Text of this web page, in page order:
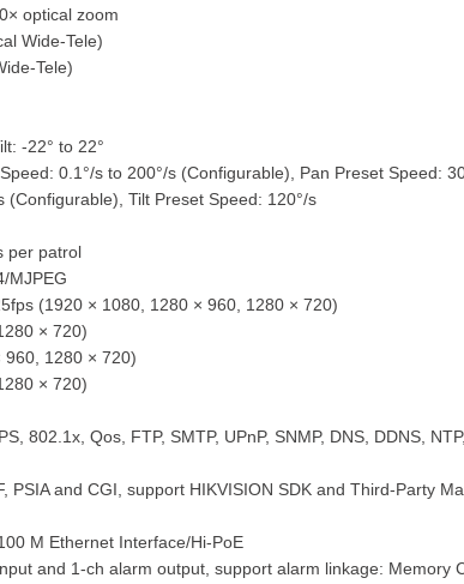
optical zoom
Wide-Tele)
Tele)
-22° to 22°
0.1°/s to 200°/s (Configurable), Pan Preset Speed:
(Configurable), Tilt Preset Speed: 120°/s
per patrol
MJPEG
(1920 × 1080, 1280 × 960, 1280 × 720)
× 720)
1280 × 720)
× 720)
802.1x, Qos, FTP, SMTP, UPnP, SNMP, DNS, DDNS,
PSIA and CGI, support HIKVISION SDK and Third-Party
M Ethernet Interface/Hi-PoE
and 1-ch alarm output, support alarm linkage: Memory